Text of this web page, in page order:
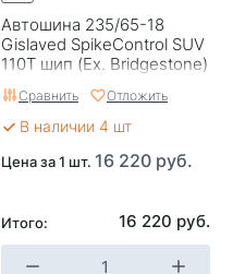
Автошина 235/65-18
Gislaved SpikeControl SUV
110T шип (Ex. Bridgestone)
Сравнить Отложить
В наличии 4 шт
Цена за 1 шт. 16 220 руб.
Итого: 16 220 руб.